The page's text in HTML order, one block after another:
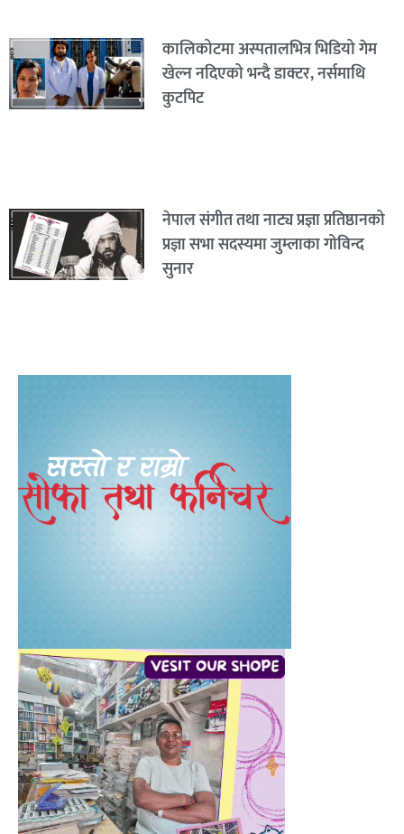
कालिकोटमा अस्पतालभित्र भिडियो गेम
खेल्न नदिएको भन्दै डाक्टर, नर्समाथि
कुटपिट
नेपाल संगीत तथा नाट्य प्रज्ञा प्रतिष्ठानको
प्रज्ञा सभा सदस्यमा जुम्लाका गोविन्द
सुनार